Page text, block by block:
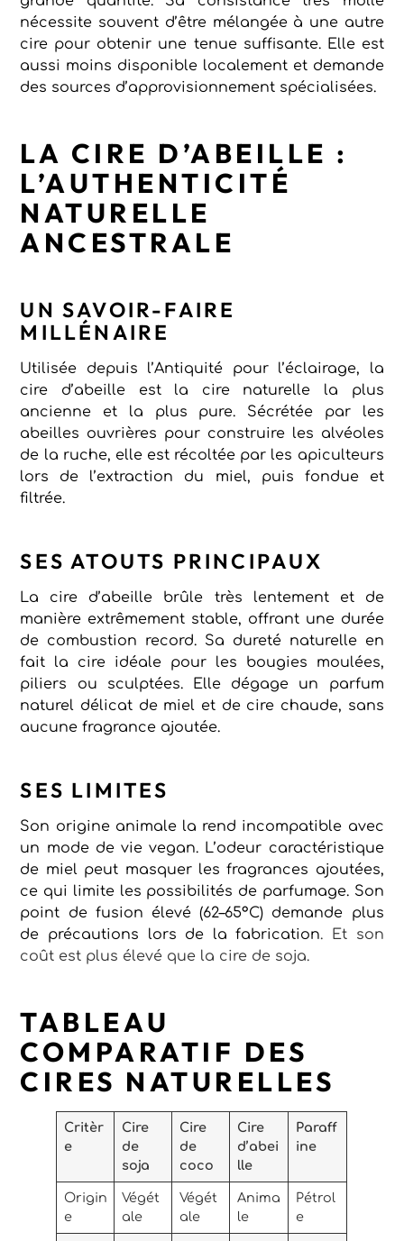
nécessite souvent d’être mélangée à une autre
cire pour obtenir une tenue suffisante. Elle est
aussi moins disponible localement et demande
des sources d’approvisionnement spécialisées.
LA CIRE D’ABEILLE :
L’AUTHENTICITÉ
NATURELLE
ANCESTRALE
UN SAVOIR-FAIRE
MILLÉNAIRE
Utilisée depuis l’Antiquité pour l’éclairage, la
cire d’abeille est la cire naturelle la plus
ancienne et la plus pure. Sécrétée par les
abeilles ouvrières pour construire les alvéoles
de la ruche, elle est récoltée par les apiculteurs
lors de l’extraction du miel, puis fondue et
filtrée.
SES ATOUTS PRINCIPAUX
La cire d’abeille brûle très lentement et de
manière extrêmement stable, offrant une durée
de combustion record. Sa dureté naturelle en
fait la cire idéale pour les bougies moulées,
piliers ou sculptées. Elle dégage un parfum
naturel délicat de miel et de cire chaude, sans
aucune fragrance ajoutée.
SES LIMITES
Son origine animale la rend incompatible avec
un mode de vie vegan. L’odeur caractéristique
de miel peut masquer les fragrances ajoutées,
ce qui limite les possibilités de parfumage. Son
point de fusion élevé (62–65°C) demande plus
de précautions lors de lafabrication. Et son
coût est plus élevé que la cire de soja.
TABLEAU
COMPARATIF DES
CIRES NATURELLES
Critèr
e
Cire
de
soja
Cire
de
coco
Cire
d’abei
lle
Paraff
ine
Origin
e
Végét
ale
Végét
ale
Anima
le
Pétrol
e